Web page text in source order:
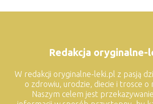
Redakcja oryginalne-
W redakcji oryginalne-leki.pl z pasją
o zdrowiu, urodzie, diecie i trosce o
Naszym celem jest